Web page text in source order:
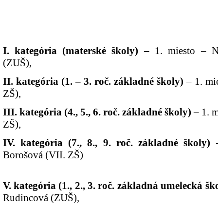
I. kategória (materské školy) –1. miesto –
(ZUŠ),
II. kategória (1. – 3. roč. základné školy) – 1.
ZŠ),
III. kategória (4., 5., 6. roč. základné školy) – 1.
ZŠ),
IV. kategória (7., 8., 9. roč. základné školy)
Borošová (VII. ZŠ)
V. kategória (1., 2., 3. roč. základná umelecká
Rudincová (ZUŠ),